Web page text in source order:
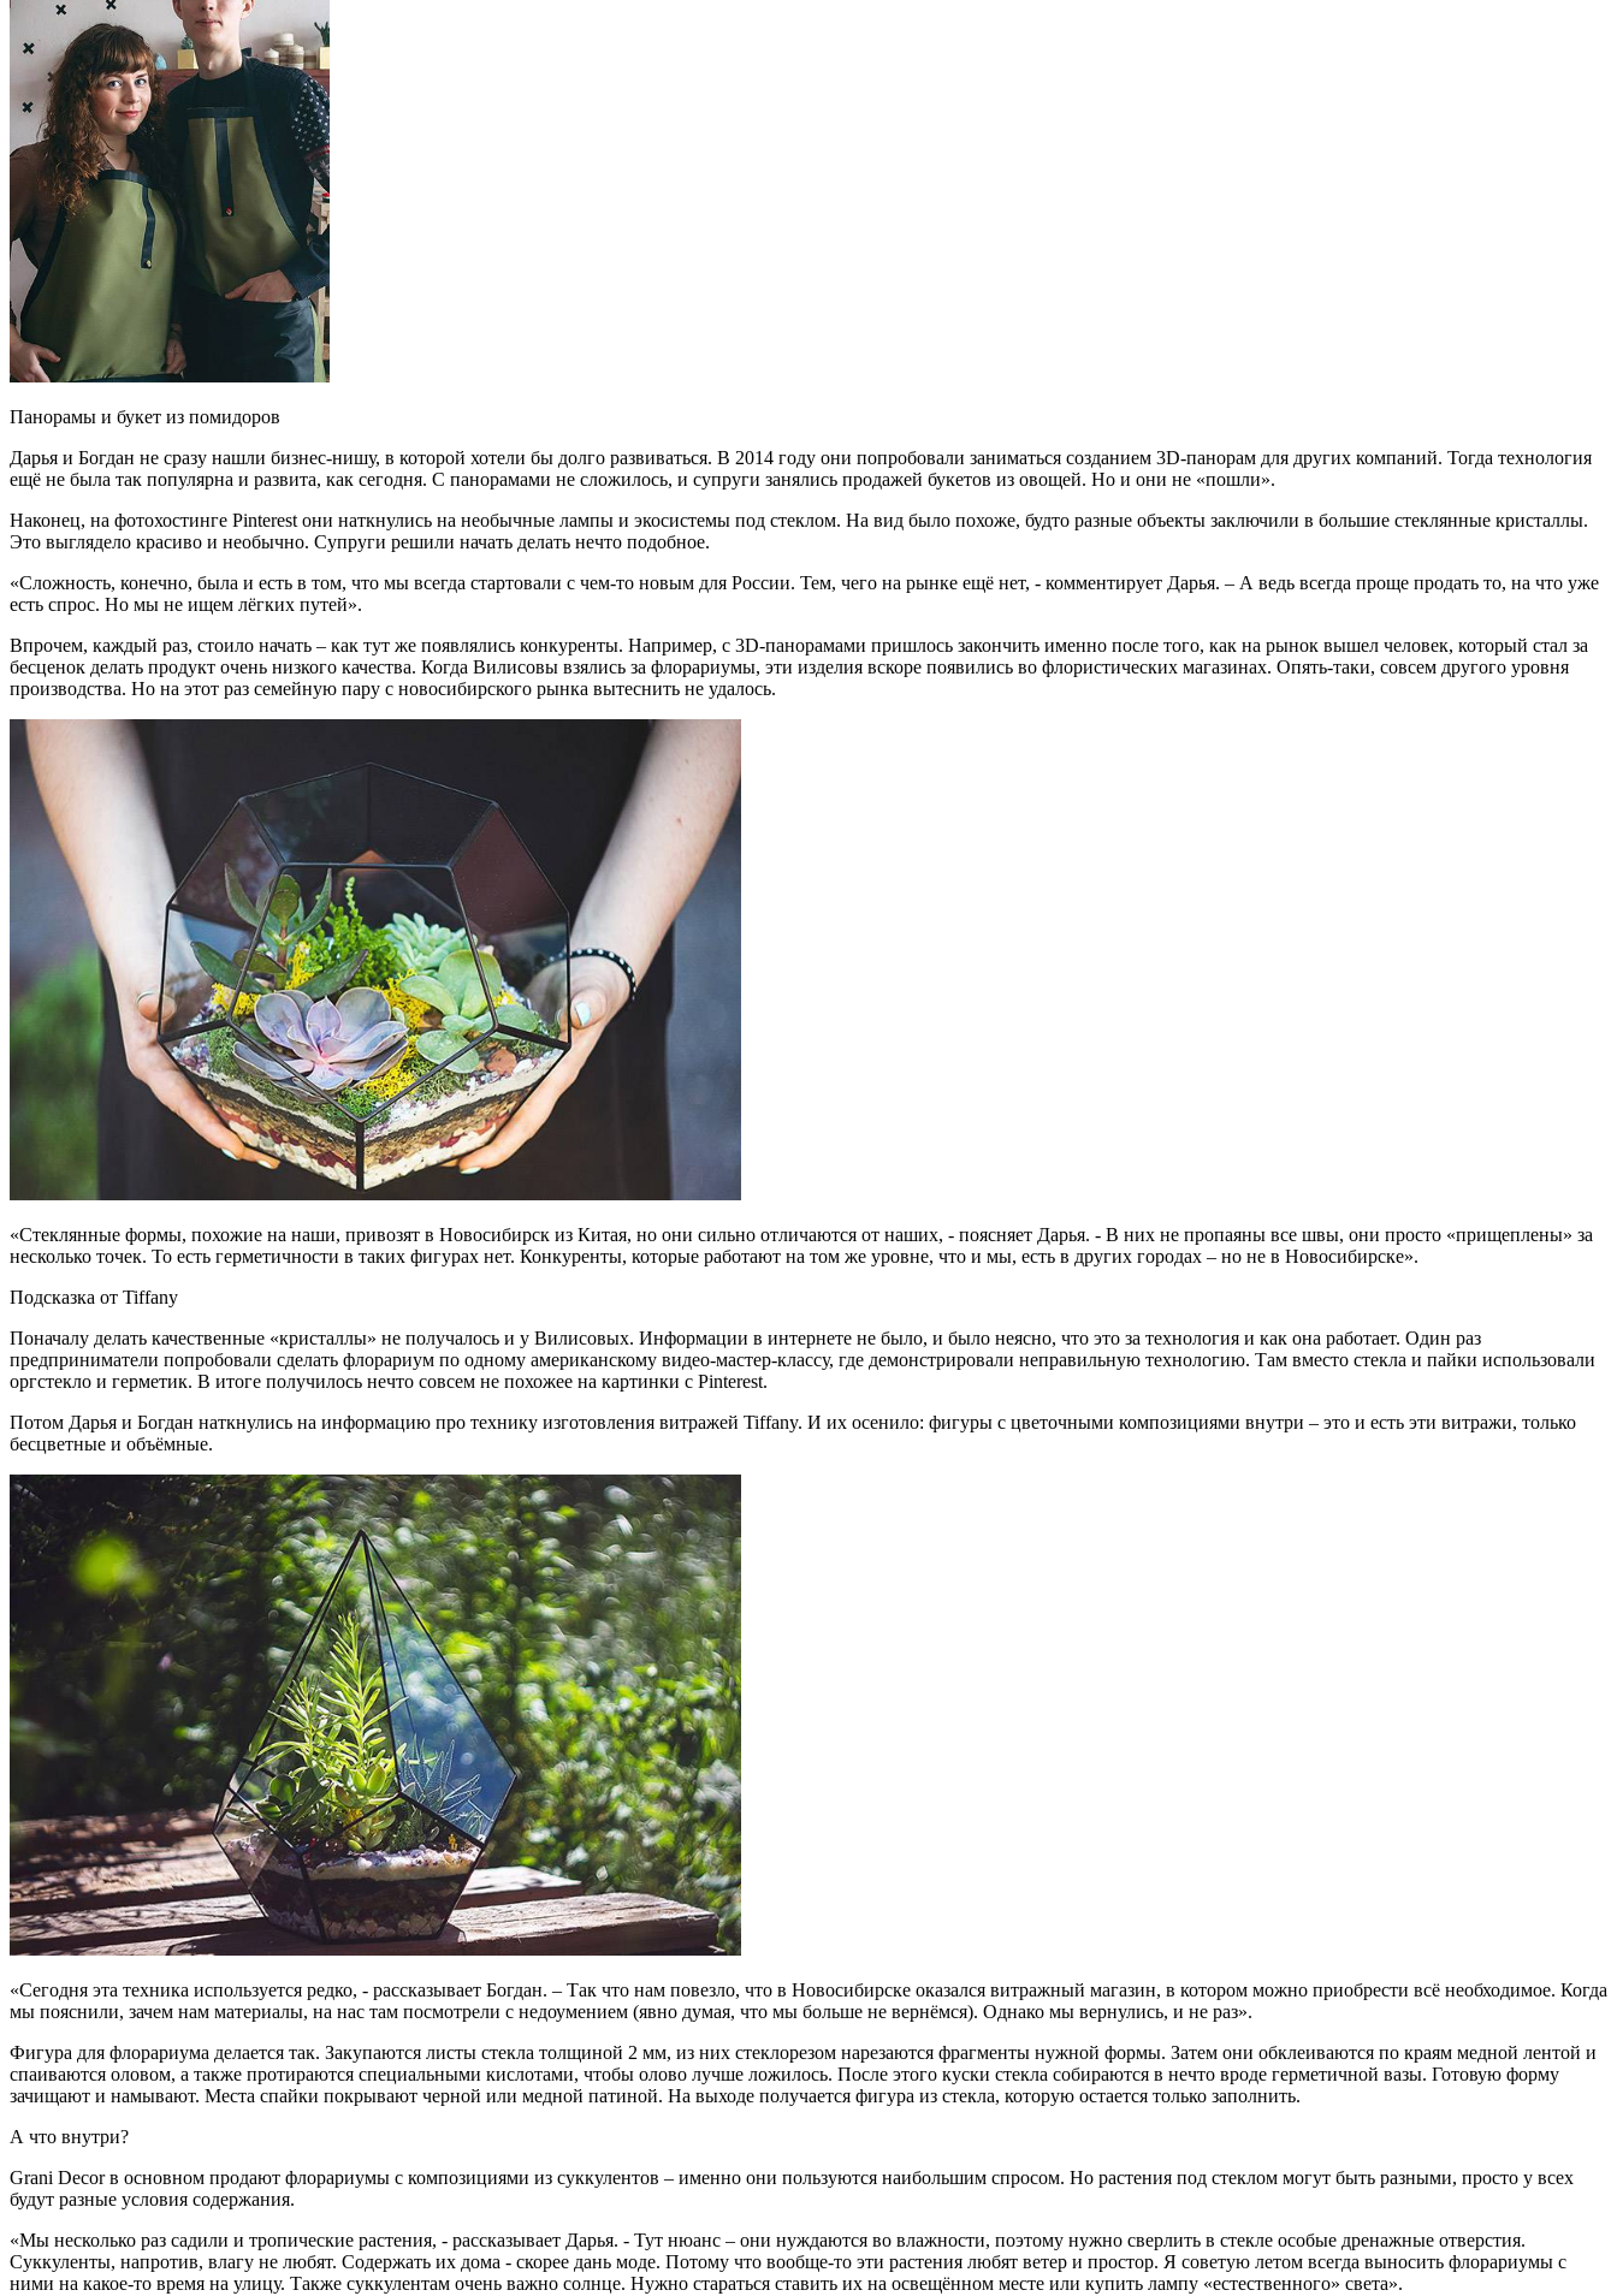
Панорамы и букет из помидоров
Дарья и Богдан не сразу нашли бизнес-нишу, в которой хотели бы долго развиваться. В 2014 году они попробовали заниматься созданием 3D-панорам для других компаний. Тогда технология
ещё не была так популярна и развита, как сегодня. С панорамами не сложилось, и супруги занялись продажей букетов из овощей. Но и они не «пошли».
Наконец, на фотохостинге Pinterest они наткнулись на необычные лампы и экосистемы под стеклом. На вид было похоже, будто разные объекты заключили в большие стеклянные кристаллы.
Это выглядело красиво и необычно. Супруги решили начать делать нечто подобное.
«Сложность, конечно, была и есть в том, что мы всегда стартовали с чем-то новым для России. Тем, чего на рынке ещё нет, - комментирует Дарья. – А ведь всегда проще продать то, на что уже
есть спрос. Но мы не ищем лёгких путей».
Впрочем, каждый раз, стоило начать – как тут же появлялись конкуренты. Например, с 3D-панорамами пришлось закончить именно после того, как на рынок вышел человек, который стал за
бесценок делать продукт очень низкого качества. Когда Вилисовы взялись за флорариумы, эти изделия вскоре появились во флористических магазинах. Опять-таки, совсем другого уровня
производства. Но на этот раз семейную пару с новосибирского рынка вытеснить не удалось.
«Стеклянные формы, похожие на наши, привозят в Новосибирск из Китая, но они сильно отличаются от наших, - поясняет Дарья. - В них не пропаяны все швы, они просто «прищеплены» за
несколько точек. То есть герметичности в таких фигурах нет. Конкуренты, которые работают на том же уровне, что и мы, есть в других городах – но не в Новосибирске».
Подсказка от Tiffany
Поначалу делать качественные «кристаллы» не получалось и у Вилисовых. Информации в интернете не было, и было неясно, что это за технология и как она работает. Один раз
предприниматели попробовали сделать флорариум по одному американскому видео-мастер-классу, где демонстрировали неправильную технологию. Там вместо стекла и пайки использовали
оргстекло и герметик. В итоге получилось нечто совсем не похожее на картинки с Pinterest.
Потом Дарья и Богдан наткнулись на информацию про технику изготовления витражей Tiffany. И их осенило: фигуры с цветочными композициями внутри – это и есть эти витражи, только
бесцветные и объёмные.
«Сегодня эта техника используется редко, - рассказывает Богдан. – Так что нам повезло, что в Новосибирске оказался витражный магазин, в котором можно приобрести всё необходимое. Когда
мы пояснили, зачем нам материалы, на нас там посмотрели с недоумением (явно думая, что мы больше не вернёмся). Однако мы вернулись, и не раз».
Фигура для флорариума делается так. Закупаются листы стекла толщиной 2 мм, из них стеклорезом нарезаются фрагменты нужной формы. Затем они обклеиваются по краям медной лентой и
спаиваются оловом, а также протираются специальными кислотами, чтобы олово лучше ложилось. После этого куски стекла собираются в нечто вроде герметичной вазы. Готовую форму
зачищают и намывают. Места спайки покрывают черной или медной патиной. На выходе получается фигура из стекла, которую остается только заполнить.
А что внутри?
Grani Decor в основном продают флорариумы с композициями из суккулентов – именно они пользуются наибольшим спросом. Но растения под стеклом могут быть разными, просто у всех
будут разные условия содержания.
«Мы несколько раз садили и тропические растения, - рассказывает Дарья. - Тут нюанс – они нуждаются во влажности, поэтому нужно сверлить в стекле особые дренажные отверстия.
Суккуленты, напротив, влагу не любят. Содержать их дома - скорее дань моде. Потому что вообще-то эти растения любят ветер и простор. Я советую летом всегда выносить флорариумы с
ними на какое-то время на улицу. Также суккулентам очень важно солнце. Нужно стараться ставить их на освещённом месте или купить лампу «естественного» света».